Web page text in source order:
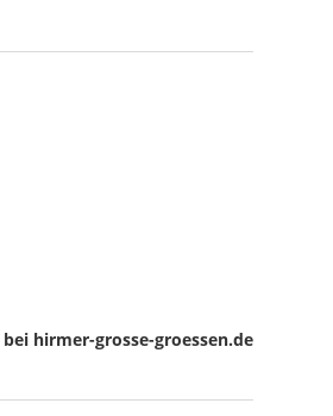
bei hirmer-grosse-groessen.de